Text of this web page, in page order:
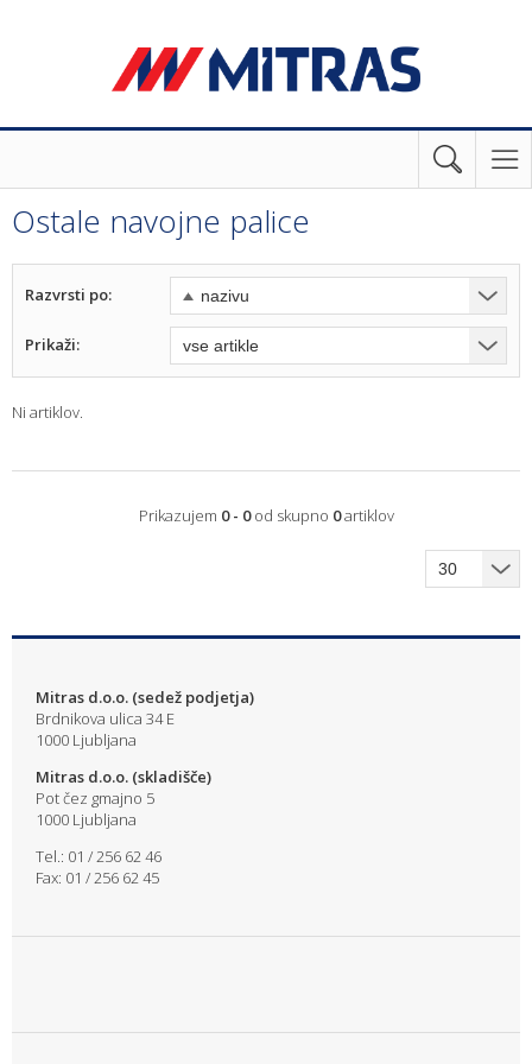
Ostale navojne palice
Razvrsti po:
Prikaži:
Ni artiklov.
Prikazujem 0 - 0od skupno 0artiklov
Mitras d.o.o. (sedež podjetja)
Brdnikova ulica 34 E
1000 Ljubljana
Mitras d.o.o. (skladišče)
Pot čez gmajno 5
1000 Ljubljana
Tel.: 01 / 256 62 46
Fax: 01 / 256 62 45